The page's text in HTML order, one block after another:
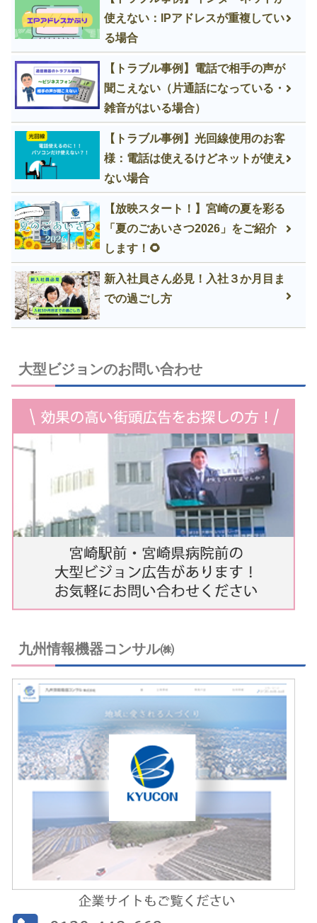
使えない：IPアドレスが重複してい
る場合
【トラブル事例】電話で相手の声が
聞こえない（片通話になっている・
雑音がはいる場合）
【トラブル事例】光回線使用のお客
様：電話は使えるけどネットが使え
ない場合
【放映スタート！】宮崎の夏を彩る
「夏のごあいさつ2026」をご紹介
します！🌻
新入社員さん必見！入社３か月目ま
での過ごし方
大型ビジョンのお問い合わせ
九州情報機器コンサル㈱